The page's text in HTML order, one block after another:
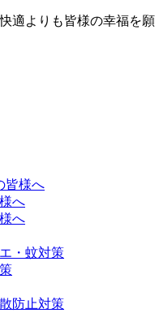
適よりも皆様の幸福を
皆様へ
へ
へ
・蚊対策
防止対策